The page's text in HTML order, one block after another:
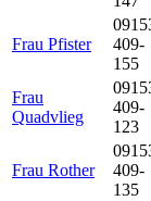
Frau Pfister
409-
155
Frau
Quadvlieg
409-
123
Frau Rother
409-
135